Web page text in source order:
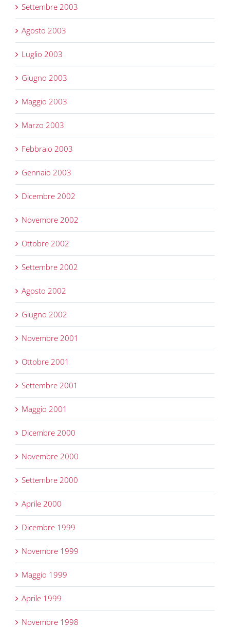
Settembre 2003
Agosto 2003
Luglio 2003
Giugno 2003
Maggio 2003
Marzo 2003
Febbraio 2003
Gennaio 2003
Dicembre 2002
Novembre 2002
Ottobre 2002
Settembre 2002
Agosto 2002
Giugno 2002
Novembre 2001
Ottobre 2001
Settembre 2001
Maggio 2001
Dicembre 2000
Novembre 2000
Settembre 2000
Aprile 2000
Dicembre 1999
Novembre 1999
Maggio 1999
Aprile 1999
Novembre 1998